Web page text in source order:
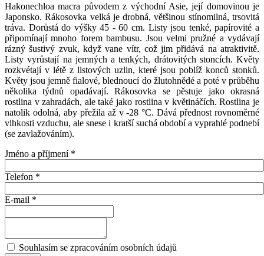
Hakonechloa macra původem z východní Asie, její domovinou je
Japonsko. Rákosovka velká je drobná, většinou stínomilná, trsovitá
tráva. Dorůstá do výšky 45 - 60 cm. Listy jsou tenké, papírovité a
připomínají mnoho forem bambusu. Jsou velmi pružné a vydávají
rázný šustivý zvuk, když vane vítr, což jim přidává na atraktivitě.
Listy vyrůstají na jemných a tenkých, drátovitých stoncích. Květy
rozkvétají v létě z listových uzlin, které jsou poblíž konců stonků.
Květy jsou jemně fialové, blednoucí do žlutohnědé a poté v průběhu
několika týdnů opadávají. Rákosovka se pěstuje jako okrasná
rostlina v zahradách, ale také jako rostlina v květináčích. Rostlina je
natolik odolná, aby přežila až v -28 °C. Dává přednost rovnoměrné
vlhkosti vzduchu, ale snese i kratší suchá období a vyprahlé podnebí
(se zavlažováním).
Jméno a příjmení *
Telefon *
E-mail *
Souhlasím se zpracováním osobních údajů